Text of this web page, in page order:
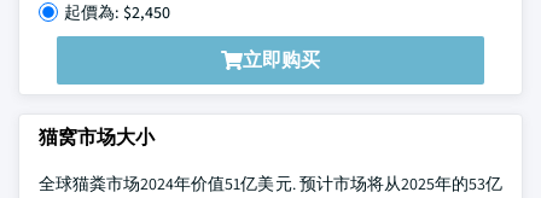
起價為: $2,450
立即购买
猫窝市场大小
全球猫粪市场2024年价值51亿美元. 预计市场将从2025年的53亿